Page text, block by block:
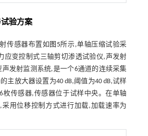
验方案
传感器布置如 图5所示,单轴压缩试验采
应变控制式三轴剪切渗透试验仪,声发射
声发射监测系统,是一个6通道的连续采集
主放大器设置为40 dB,阈值为40 dB,试样
枚传感器,传感器位于试样中央。在单轴
用位移控制方式进行加载,加载速率为